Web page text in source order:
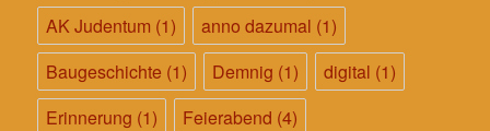
AK Judentum (1) anno dazumal (1)
Baugeschichte (1) Demnig (1) digital (1)
Erinnerung (1) Feierabend (4)